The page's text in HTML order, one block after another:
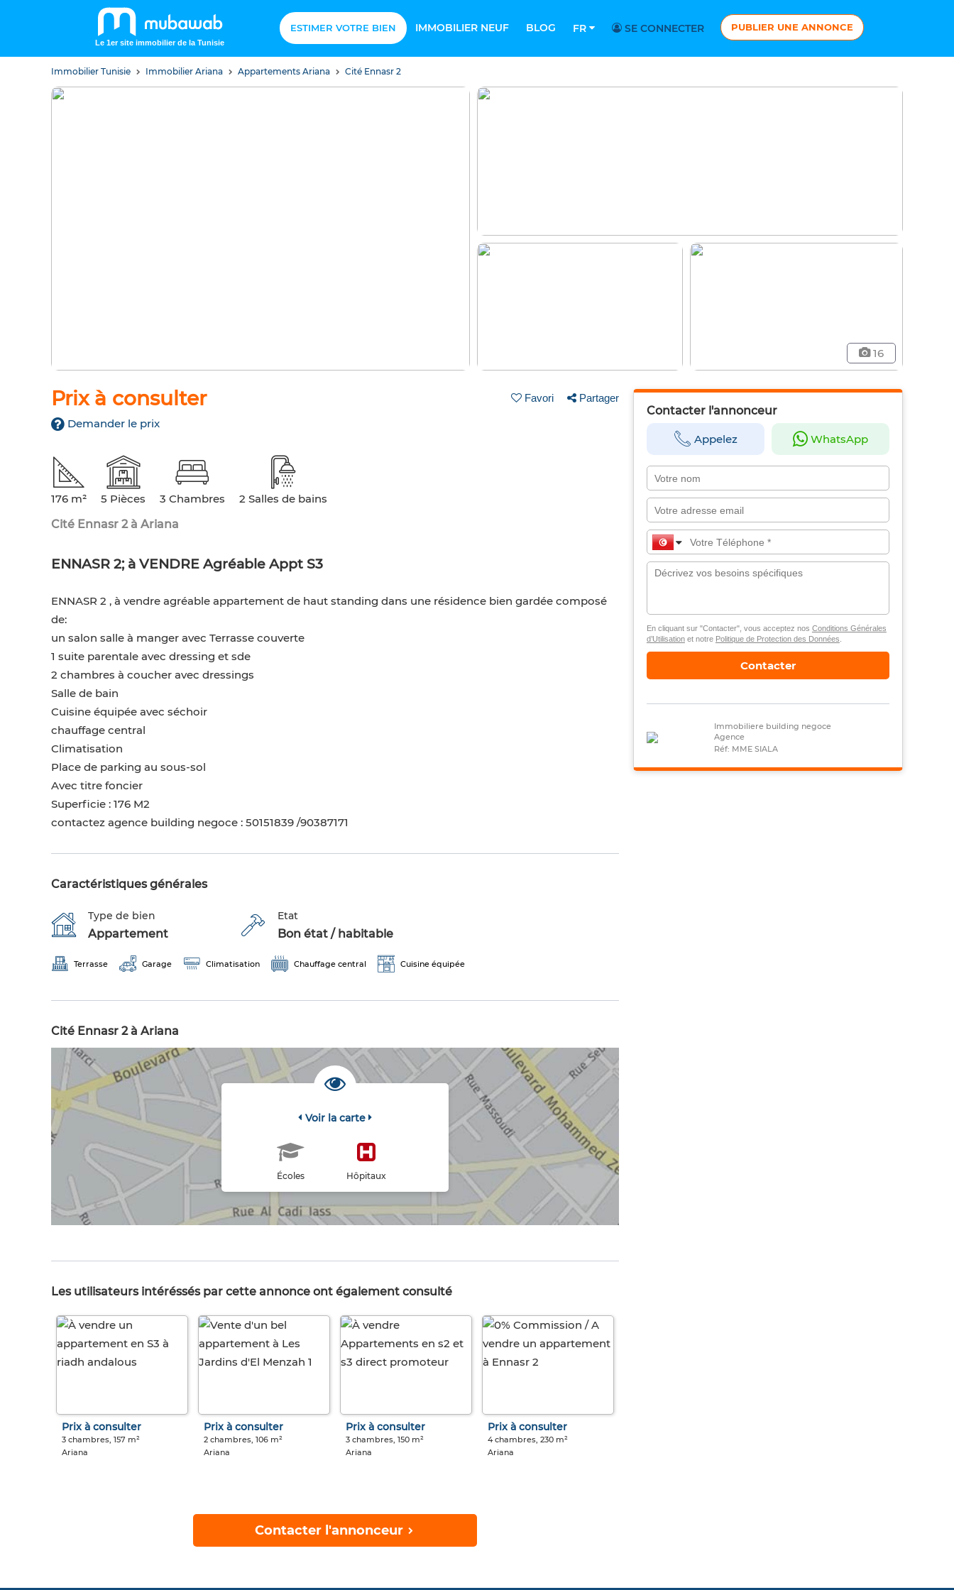
Le 1er site immobilier de la Tunisie
ESTIMER VOTRE BIEN IMMOBILIER NEUF BLOG FR SE CONNECTER PUBLIER UNE ANNONCE
Immobilier Tunisie Immobilier Ariana Appartements Ariana Cité Ennasr 2
16
Prix à consulter Favori Partager
Demander le prix
176 m² 5 Pièces 3 Chambres
2 Salles de bains
Cité Ennasr 2 à Ariana
ENNASR 2; à VENDRE Agréable Appt S3
ENNASR 2 , à vendre agréable appartement de haut standing dans une résidence bien gardée composé
de:
un salon salle à manger avec Terrasse couverte
1 suite parentale avec dressing et sde
2 chambres à coucher avec dressings
Salle de bain
Cuisine équipée avec séchoir
chauffage central
Climatisation
Place de parking au sous-sol
Avec titre foncier
Superficie : 176 M2
contactez agence building negoce : 50151839 /90387171
Caractéristiques générales
Type de bien
Appartement
Etat
Bon état / habitable
Terrasse Garage Climatisation Chauffage central Cuisine équipée
Cité Ennasr 2 à Ariana
Voir la carte
Écoles Hôpitaux
Les utilisateurs intéréssés par cette annonce ont également consulté
Prix à consulter
3 chambres, 157 m²
Ariana
Prix à consulter
2 chambres, 106 m²
Ariana
Prix à consulter
3 chambres, 150 m²
Ariana
Prix à consulter
4 chambres, 230 m²
Ariana
Contacter l'annonceur
Contacter l'annonceur
Appelez WhatsApp
En cliquant sur "Contacter", vous acceptez nos Conditions Générales
d’Utilisationet notre Politique de Protection des Données
Contacter
Immobiliere building negoce
Agence
Réf: MME SIALA